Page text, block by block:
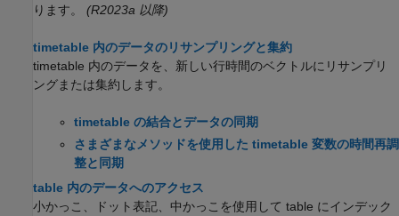
ります。
(R2023a 以降)
timetable 内のデータのリサンプリングと集約
timetable 内のデータを、新しい行時間のベクトルにリサンプリ
ングまたは集約します。
timetable の結合とデータの同期
さまざまなメソッドを使用した timetable 変数の時間再調
整と同期
table 内のデータへのアクセス
小かっこ、ドット表記、中かっこを使用して table にインデック